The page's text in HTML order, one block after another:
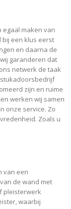
egaal maken van
een klus eerst
en daarna de
garanderen dat
netwerk de taak
zijn en ruime
werken wij samen
onze service. Zo
Zoals u
van een
de wand met
pleisterwerk
waarbij